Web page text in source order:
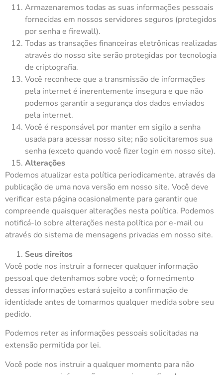
Armazenaremos todas as suas informações pessoais
fornecidas em nossos servidores seguros (protegidos
por senha e firewall).
Todas as transações financeiras eletrônicas realizadas
através do nosso site serão protegidas por tecnologia
de criptografia.
Você reconhece que a transmissão de informações
pela internet é inerentemente insegura e que não
podemos garantir a segurança dos dados enviados
pela internet.
Você é responsável por manter em sigilo a senha
usada para acessar nosso site; não solicitaremos sua
senha (exceto quando você fizer login em nosso site).
Alterações
Podemos atualizar esta política periodicamente, através da
publicação de uma nova versão em nosso site. Você deve
verificar esta página ocasionalmente para garantir que
compreende quaisquer alterações nesta política. Podemos
notificá-lo sobre alterações nesta política por e-mail ou
através do sistema de mensagens privadas em nosso site.
Seus direitos
Você pode nos instruir a fornecer qualquer informação
pessoal que detenhamos sobre você; o fornecimento
dessas informações estará sujeito a confirmação de
identidade antes de tomarmos qualquer medida sobre seu
pedido.
Podemos reter as informações pessoais solicitadas na
extensão permitida por lei.
Você pode nos instruir a qualquer momento para não